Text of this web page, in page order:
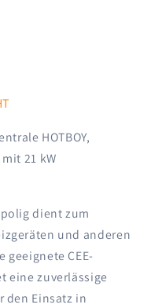
HOTBOY,
21 kW
polig dient zum
und anderen
CEE-
eine zuverlässige
den Einsatz in